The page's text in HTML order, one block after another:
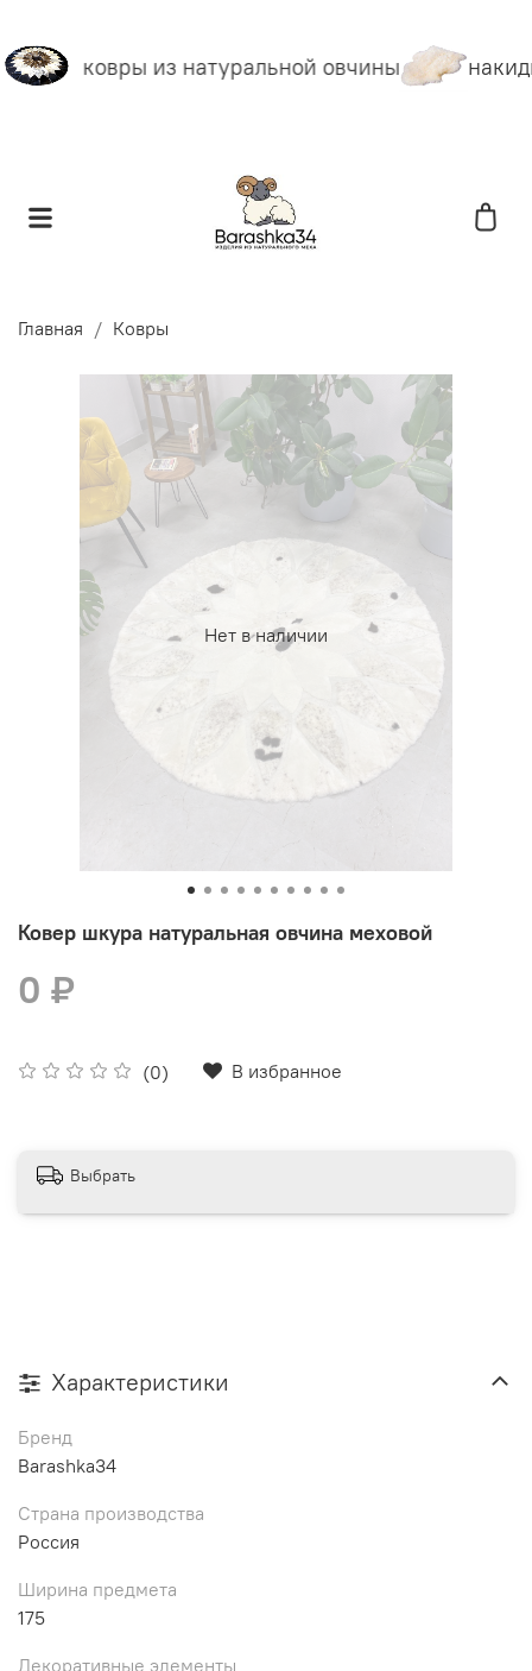
ковры из натуральной овчины
Главная Ковры
Нет в наличии
Ковер шкура натуральная овчина меховой
(0) В избранное
0 ₽
Выбрать
Характеристики
Бренд
Barashka34
Страна производства
Россия
Ширина предмета
175
Декоративные элементы